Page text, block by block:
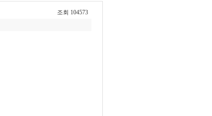
조회 104573